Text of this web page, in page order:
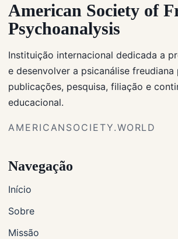
American Society of
Psychoanalysis
Instituição internacional dedicada a
e desenvolver a psicanálise
publicações, pesquisa, filiação e
educacional.
AMERICANSOCIETY.WORLD
Navegação
Início
Sobre
Missão